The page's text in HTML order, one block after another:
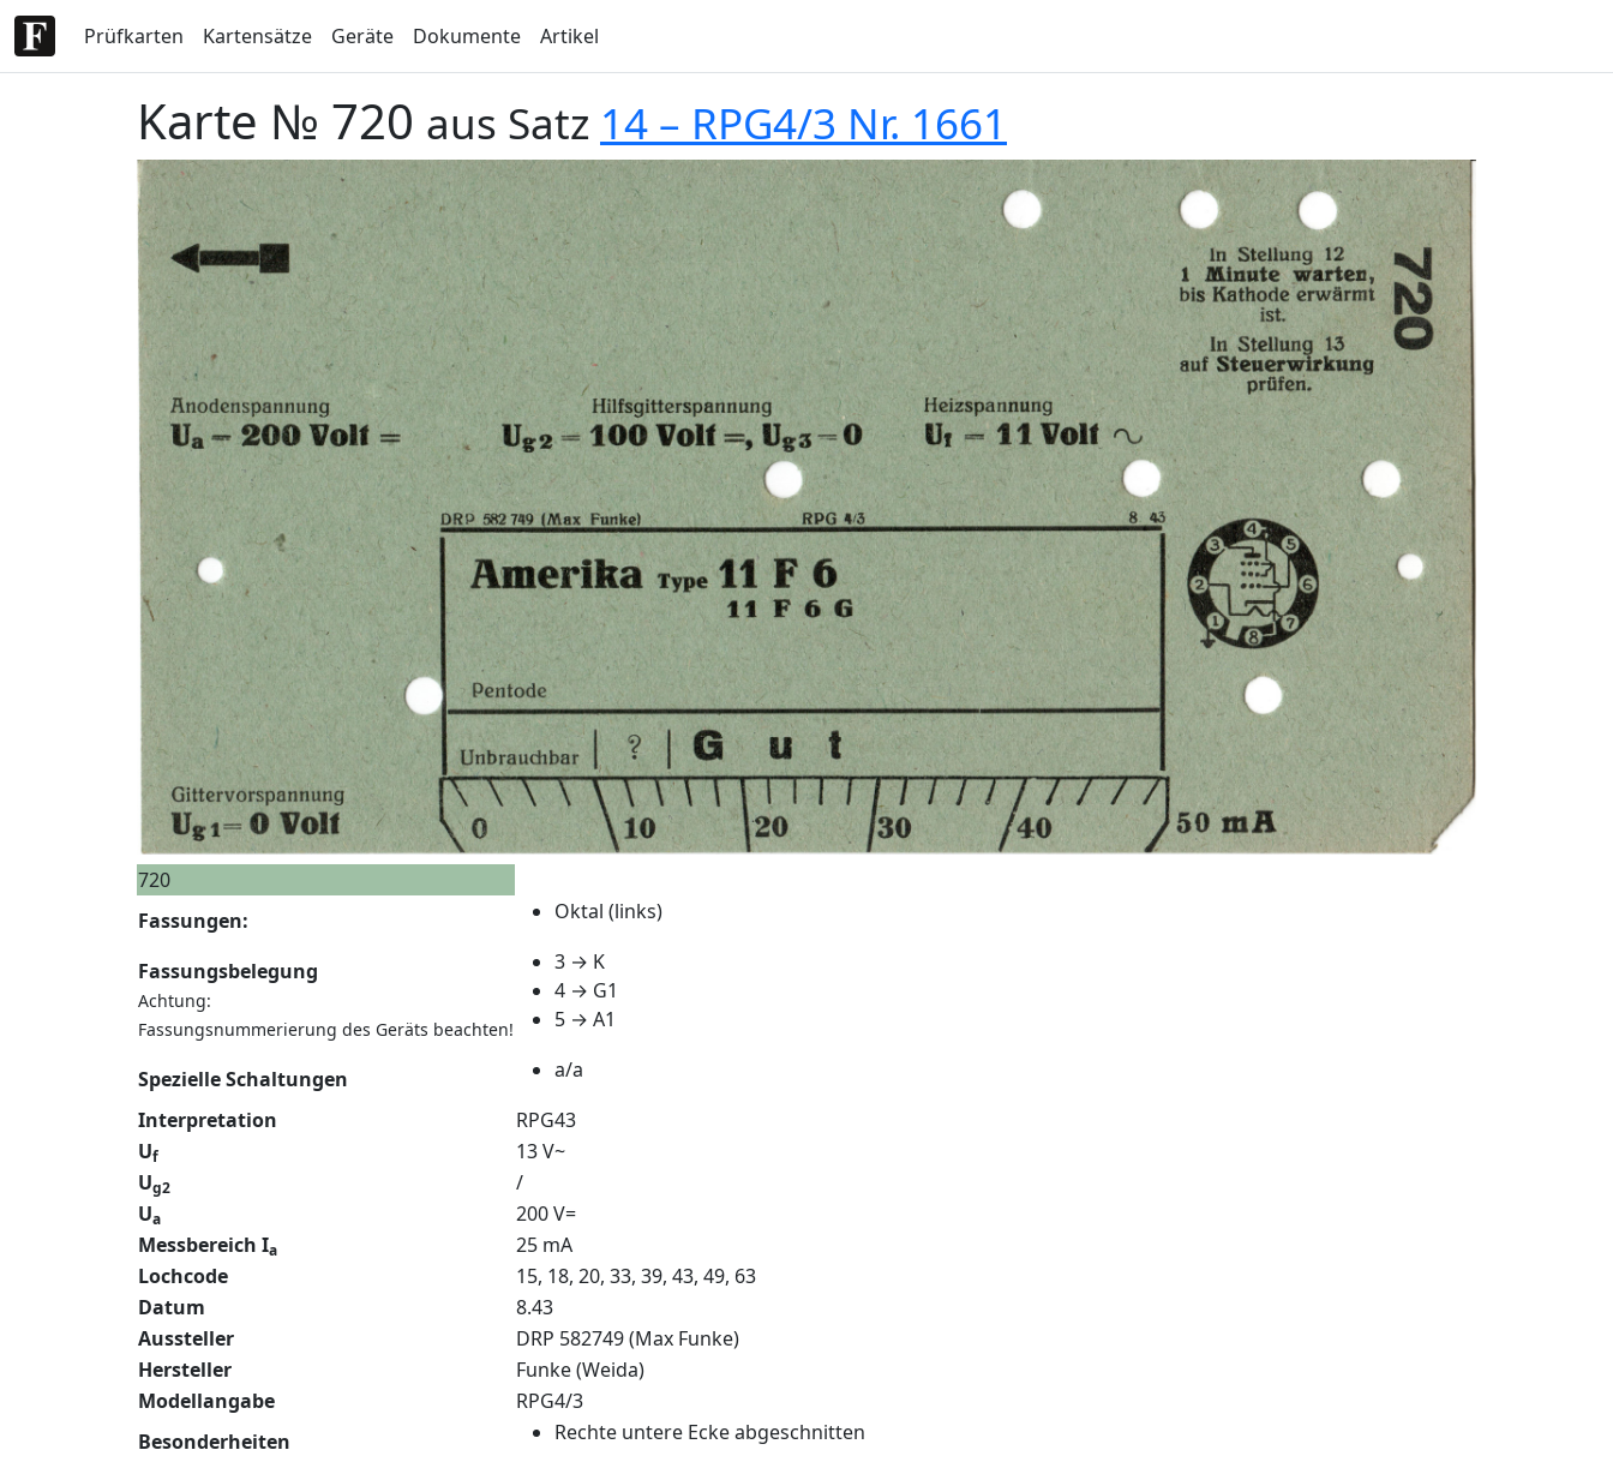
Prüfkarten Kartensätze Geräte Dokumente Artikel
Karte № 720 aus Satz 14 – RPG4/3 Nr. 1661
720
Fassungen:
Oktal (links)
Fassungsbelegung
Achtung:
Fassungsnummerierung des Geräts beachten!
3 → K
4 → G1
5 → A1
Spezielle Schaltungen
a/a
Interpretation
RPG43
Uf
13 V~
Ug2
/
Ua
200 V=
Messbereich Ia
25 mA
Lochcode
15, 18, 20, 33, 39, 43, 49, 63
Datum
8.43
Aussteller
DRP 582749 (Max Funke)
Hersteller
Funke (Weida)
Modellangabe
RPG4/3
Besonderheiten
Rechte untere Ecke abgeschnitten